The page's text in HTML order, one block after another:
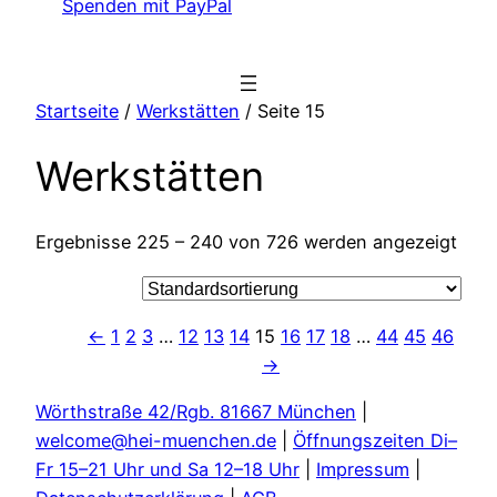
Spenden mit PayPal
Startseite / Werkstätten / Seite 15
Werkstätten
Ergebnisse 225 – 240 von 726 werden angezeigt
← 1 2 3 … 12 13 14 15 16 17 18 … 44 45 46
→
Wörthstraße 42/Rgb. 81667 München
welcome@hei-muenchen.de
Öffnungszeiten Di–
Fr 15–21 Uhr und Sa 12–18 Uhr
Impressum